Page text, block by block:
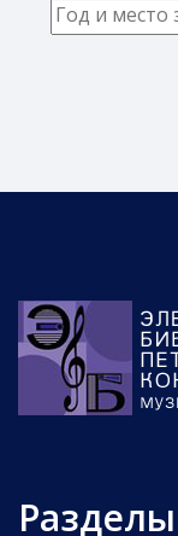
Разделы